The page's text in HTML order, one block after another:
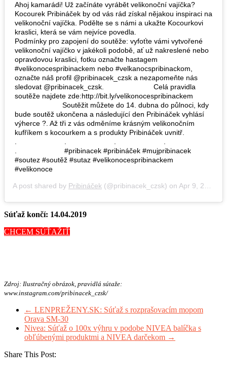
Ahoj kamarádi! Už začínáte vyrábět velikonoční vajíčka?
Kocourek Pribináček by od vás rád získal nějakou inspiraci na
velikonoční vajíčka. Podělte se s námi a ukažte Kocourkovi
kraslici, která se vám nejvíce povedla. ⠀⠀⠀⠀⠀⠀⠀⠀⠀
Podmínky pro zapojení do soutěže: vyfoťte vámi vytvořené
velikonoční vajíčko v jakékoli podobě, ať už nakreslené nebo
opravdovou kraslici, fotku označte hastagem
#velikonocespribinackem nebo #velkanocspribinackom,
označte náš profil @pribinacek_czsk a nezapomeňte nás
sledovat @pribinacek_czsk. ⠀⠀⠀⠀⠀⠀⠀⠀⠀ Celá pravidla
soutěže najdete zde:http://bit.ly/velikonocespribinackem
⠀⠀⠀⠀⠀⠀⠀⠀⠀ Soutěžit můžete do 14. dubna do půlnoci, kdy
bude soutěž ukončena a následující den Pribináček vyhlásí
výherce ?. Až tři z vás odměníme krásným velikonočním
kufříkem s kocourkem a s produkty Pribináček uvnitř.
.⠀⠀⠀⠀⠀⠀⠀⠀⠀ .⠀⠀⠀⠀⠀⠀⠀⠀⠀ .⠀⠀⠀⠀⠀⠀⠀⠀⠀ .⠀⠀⠀⠀⠀⠀⠀⠀⠀
.⠀⠀⠀⠀⠀⠀⠀⠀⠀ #pribinacek #pribináček #mujpribinacek
#soutez #soutěž #sutaz #velikonocespribinackem
#velikonoce
A post shared by Pribináček (@pribinacek_czsk) on Apr 9, 2019 at 10:45pm PDT
Súťaž končí: 14.04.2019
CHCEM SÚŤAŽIŤ
Zdroj: Ilustračný obrázok, pravidlá sútaže:
www.instagram.com/pribinacek_czsk/
← LENPREŽENY.SK: Súťaž s rozprašovacím mopom
Orava SM-30
Nivea: Súťaž o 100x výhru v podobe NIVEA balíčka s
obľúbenými produktmi a NIVEA darčekom →
Share This Post: